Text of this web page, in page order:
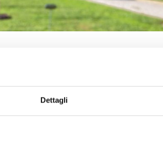
Dettagli
Carilucca